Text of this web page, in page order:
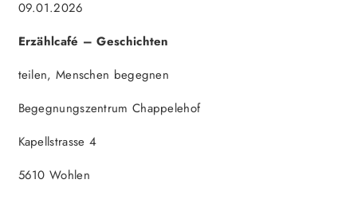
09.01.2026
Erzählcafé – Geschichten
teilen, Menschen begegnen
Begegnungszentrum Chappelehof
Kapellstrasse 4
5610 Wohlen